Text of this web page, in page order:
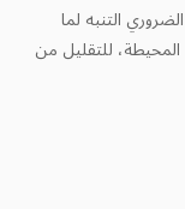
التنبه لما
للتقليل من